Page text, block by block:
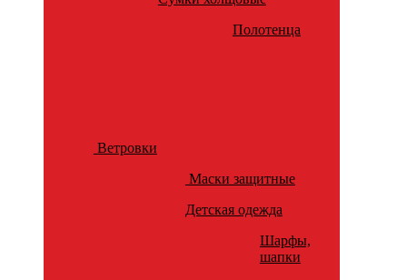
Полотенца
Ветровки
Маски защитные
Детская одежда
Шарфы,
шапки